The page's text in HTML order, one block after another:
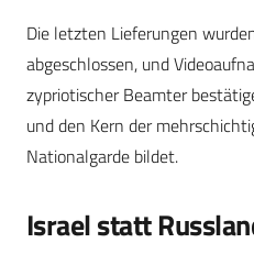
Die letzten Lieferungen
abgeschlossen, und
zypriotischer Beamter
und den Kern der
Nationalgarde bildet.
Israel statt